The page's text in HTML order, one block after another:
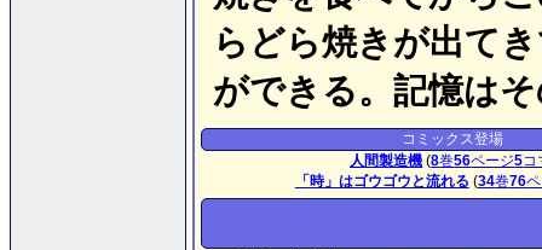
らどら焼きが出て
ができる。記憶は
コミックス登場
人間製造機 (8巻56ページ5コ
「時」はゴウゴウと流れる (34巻76